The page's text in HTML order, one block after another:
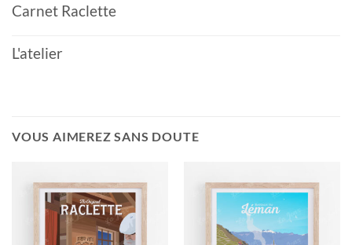
Carnet Raclette
L'atelier
VOUS AIMEREZ SANS DOUTE